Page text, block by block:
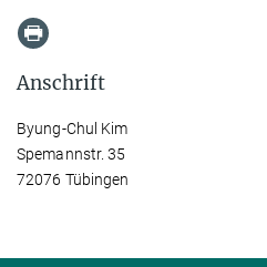
Anschrift
Byung-Chul Kim
Spemannstr. 35
72076 Tübingen